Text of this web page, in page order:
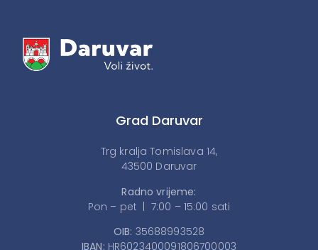
Grad Daruvar
Trg kralja Tomislava 14,
43500 Daruvar
Radno vrijeme:
Pon – pet | 7:00 – 15:00 sati
OIB: 35688993528
IBAN: HR6023400091806700003